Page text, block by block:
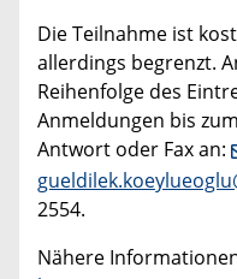
Die Teilnahme ist
allerdings begrenzt.
Reihenfolge des
Anmeldungen bis
Antwort oder Fax an:
2554.
Nähere